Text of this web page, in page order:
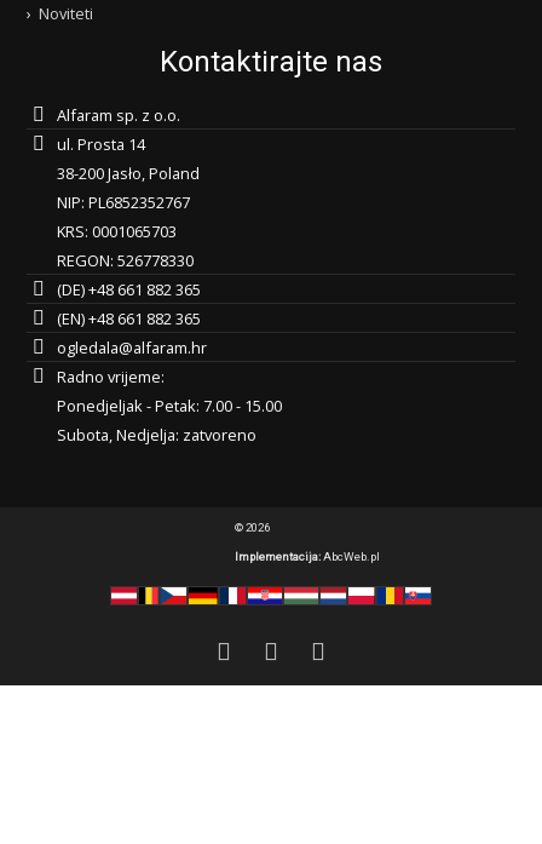
Noviteti
Kontaktirajte nas
Alfaram sp. z o.o.
ul. Prosta 14
38-200 Jasło, Poland
NIP: PL6852352767
KRS: 0001065703
REGON: 526778330
(DE) +48 661 882 365
(EN) +48 661 882 365
ogledala@alfaram.hr
Radno vrijeme:
Ponedjeljak - Petak: 7.00 - 15.00
Subota, Nedjelja: zatvoreno
© 2026
Implementacija:AbcWeb.pl